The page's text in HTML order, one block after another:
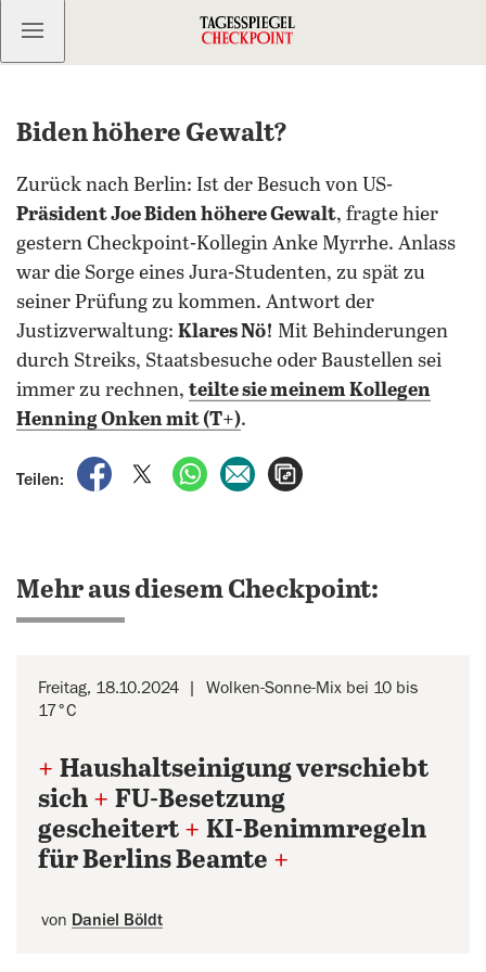
Kostenlos anmelden
Biden höhere Gewalt?
Zurück nach Berlin: Ist der Besuch von US-
Präsident Joe Biden höhere Gewalt, fragte hier
gestern Checkpoint-Kollegin Anke Myrrhe. Anlass
war die Sorge eines Jura-Studenten, zu spät zu
seiner Prüfung zu kommen. Antwort der
Justizverwaltung: Klares Nö! Mit Behinderungen
durch Streiks, Staatsbesuche oder Baustellen sei
immer zu rechnen, teilte sie meinem Kollegen
Henning Onken mit (T+).
Teilen:
auf Facebook teilen
auf X teilenper WhatsApp teilen
per E-Mail teilen
Mehr aus diesem Checkpoint:
Freitag, 18.10.2024
Wolken-Sonne-Mix bei 10 bis
17°C
+ Haushaltseinigung verschiebt
sich + FU-Besetzung
gescheitert + KI-Benimmregeln
für Berlins Beamte +
von Daniel Böldt